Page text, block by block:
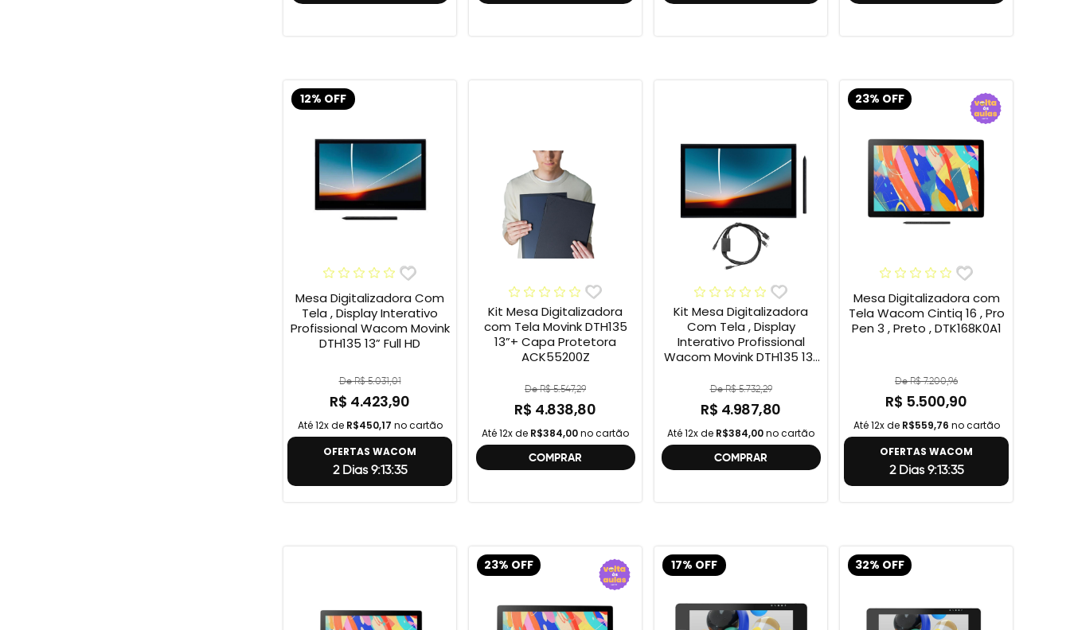
12% OFF
Mesa Digitalizadora Com
Tela , Display Interativo
Profissional Wacom Movink
DTH135 13” Full HD
De R$ 5.031,01
R$ 4.423,90
Até 12x de R$450,17 no cartão
OFERTAS WACOM
2 Dias 9:13:34
Kit Mesa Digitalizadora
com Tela Movink DTH135
13”+ Capa Protetora
ACK55200Z
De R$ 5.547,29
R$ 4.838,80
Até 12x de R$384,00no cartão
COMPRAR
Kit Mesa Digitalizadora
Com Tela , Display
Interativo Profissional
Wacom Movink DTH135 13”
One , 2ª geração
De R$ 5.732,29
R$ 4.987,80
Até 12x de R$384,00no cartão
COMPRAR
23% OFF
Mesa Digitalizadora com
Tela Wacom Cintiq 16 , Pro
Pen 3 , Preto , DTK168K0A1
De R$ 7.200,96
R$ 5.500,90
Até 12x de R$559,76 no cartão
OFERTAS WACOM
2 Dias 9:13:34
23% OFF 17% OFF 32% OFF